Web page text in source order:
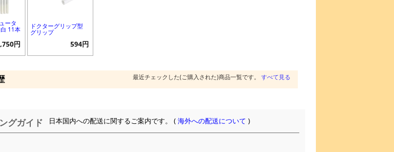
ータ
11本
円
ドクターグリップ型
グリップ
594円
最近チェックした(ご購入された)商品一覧です。 すべて見る
グガイド 日本国内への配送に関するご案内です。 (海外への配送について )